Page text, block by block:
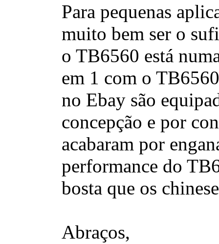
Para pequenas
muito bem ser o
o TB6560 está
em 1 com o
no Ebay são
concepção e por
acabaram por
performance do
bosta que os
Abraços,